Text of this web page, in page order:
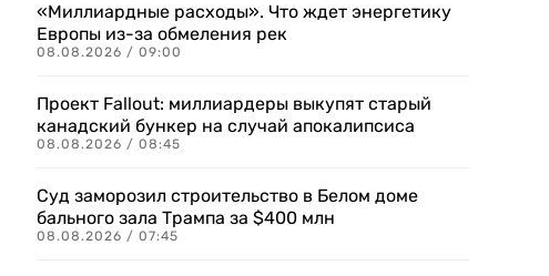
«Миллиардные расходы». Что ждет энергетику
Европы из-за обмеления рек
08.08.2026 / 09:00
Проект Fallout: миллиардеры выкупят старый
канадский бункер на случай апокалипсиса
08.08.2026 / 08:45
Суд заморозил строительство в Белом доме
бального зала Трампа за $400 млн
08.08.2026 / 07:45